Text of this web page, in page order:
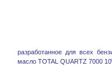
разработанное для всех
масло TOTAL QUARTZ 7000